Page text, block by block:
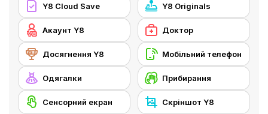
Y8 Cloud Save Y8 Originals
Акаунт Y8 Доктор
Досягнення Y8 Мобільний телефон
Одягалки Прибирання
Сенсорний екран Скріншот Y8